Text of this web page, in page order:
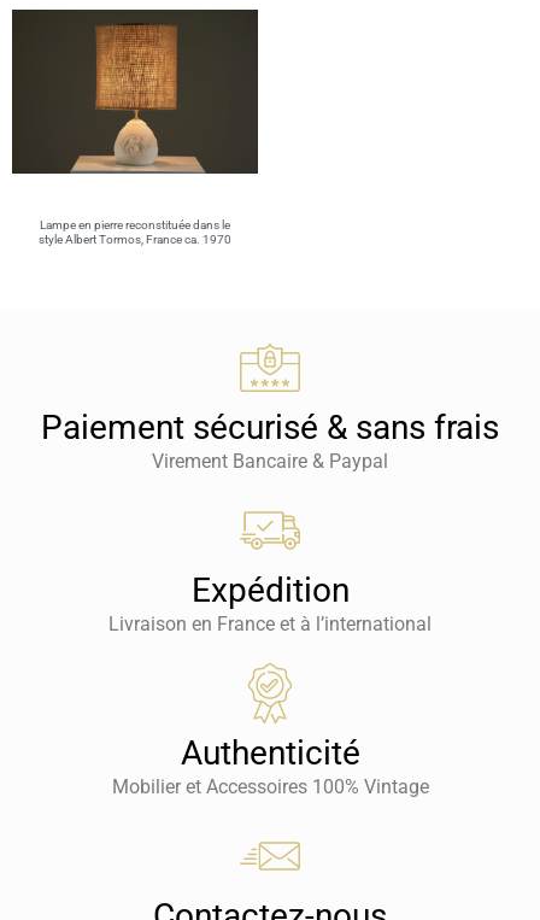
Lampe en pierre reconstituée dans le
style Albert Tormos, France ca. 1970
Paiement sécurisé & sans frais
Virement Bancaire & Paypal
Expédition
Livraison en France et à l’international
Authenticité
Mobilier et Accessoires 100% Vintage